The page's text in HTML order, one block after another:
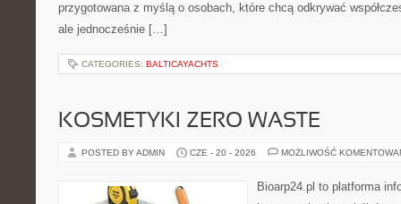
przygotowana z myślą o osobach, które chcą odkrywać
ale jednocześnie […]
CATEGORIES: BALTICAYACHTS
KOSMETYKI ZERO WASTE
POSTED BY ADMIN CZE - 20 - 2026 MOŻLIWOŚĆ
Bioarp24.pl to platforma